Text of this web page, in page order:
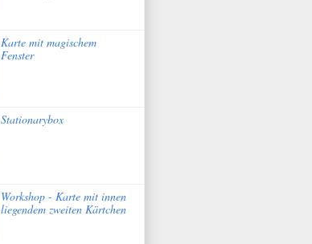
Karte mit magischem
Fenster
Stationarybox
Workshop - Karte mit innen
liegendem zweiten Kärtchen